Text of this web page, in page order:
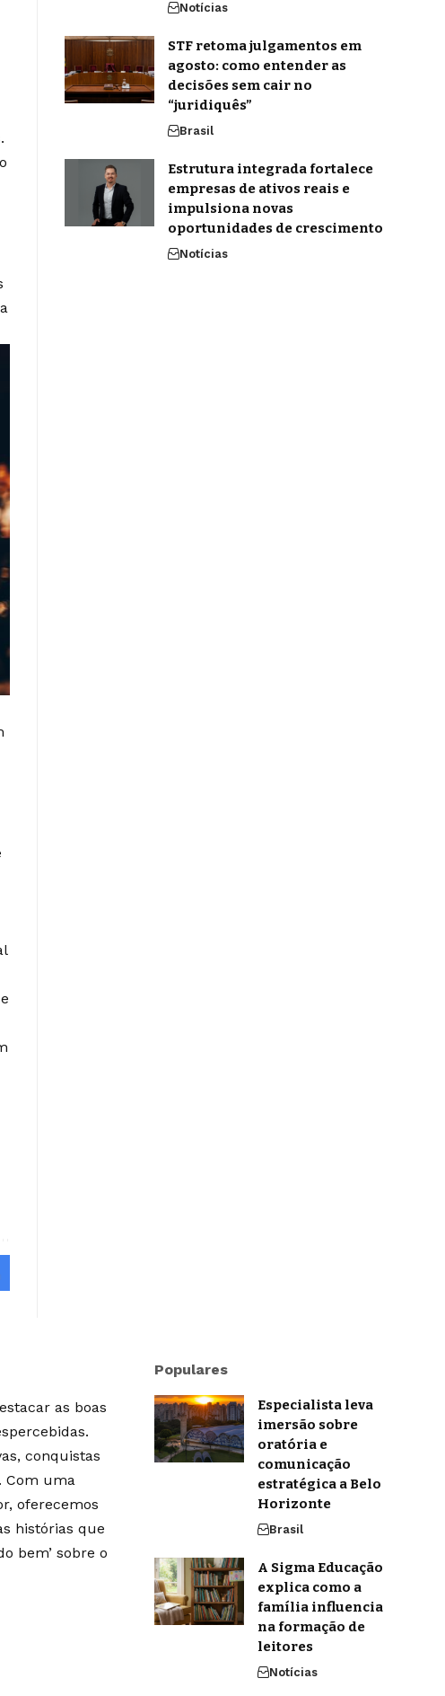
Notícias
STF retoma julgamentos em
agosto: como entender as
decisões sem cair no
“juridiquês”
Brasil
Estrutura integrada fortalece
empresas de ativos reais e
impulsiona novas
oportunidades de crescimento
Notícias
as boas
conquistas
Com uma
oferecemos
histórias que
bem’ sobre o
Populares
Especialista leva
imersão sobre
oratória e
comunicação
estratégica a Belo
Horizonte
Brasil
A Sigma Educação
explica como a
família influencia
na formação de
leitores
Notícias